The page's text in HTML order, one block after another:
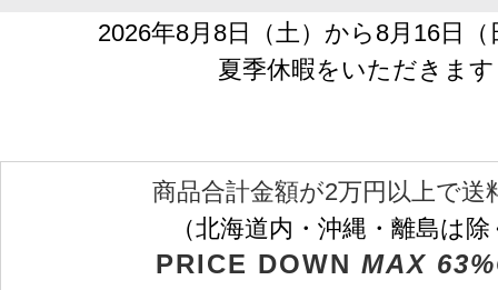
2026年8月8日（土）から8月16日
夏季休暇をいただきます
商品合計金額が2万円以上で送
（北海道内・沖縄・離島は
PRICE DOWN MAX